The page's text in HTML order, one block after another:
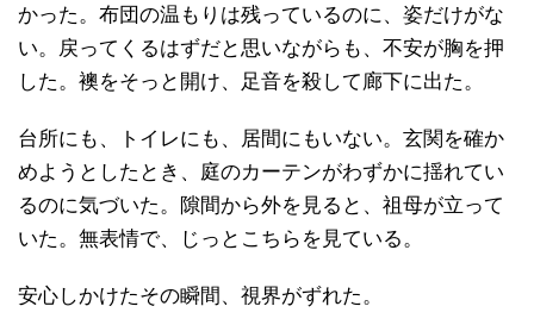
かった。布団の温もりは残っているのに、姿だけがな
い。戻ってくるはずだと思いながらも、不安が胸を押
した。襖をそっと開け、足音を殺して廊下に出た。
台所にも、トイレにも、居間にもいない。玄関を確か
めようとしたとき、庭のカーテンがわずかに揺れてい
るのに気づいた。隙間から外を見ると、祖母が立って
いた。無表情で、じっとこちらを見ている。
安心しかけたその瞬間、視界がずれた。